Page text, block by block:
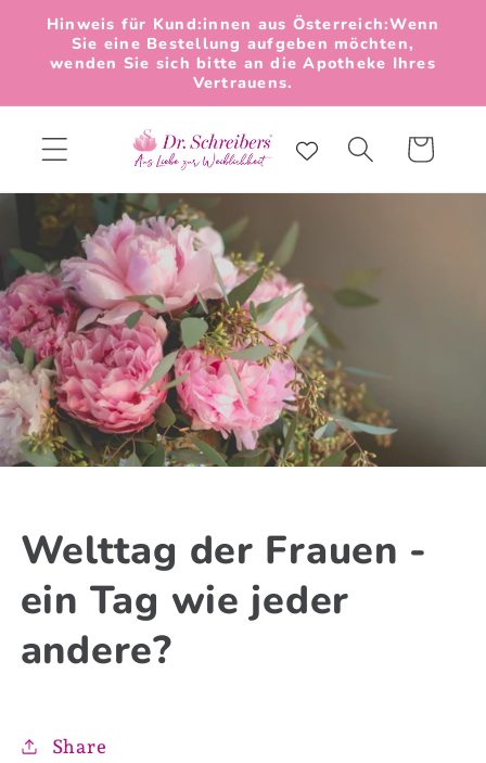
zum
Inhalt
Hinweis für Kund:innen aus Österreich:Wenn
Sie eine Bestellung aufgeben möchten,
wenden Sie sich bitte an die Apotheke Ihres
Vertrauens.
Warenkorb
Welttag der Frauen -
ein Tag wie jeder
andere?
Share